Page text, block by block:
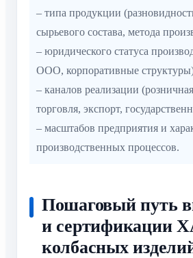
– типа продукции
сырьевого состава, метода
– юридического статуса
ООО, корпоративные
– каналов реализации
торговля, экспорт,
– масштабов предприятия и
производственных процессов.
Пошаговый путь
и сертификации
колбасных